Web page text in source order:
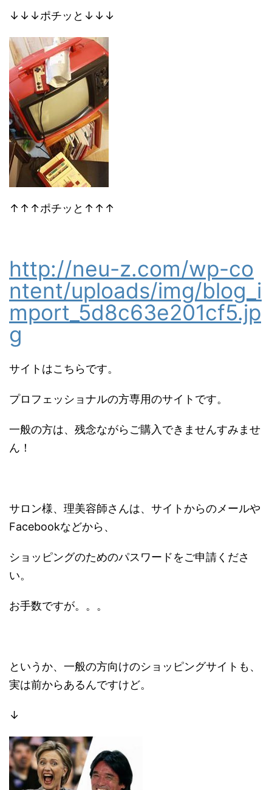
↓↓↓ポチッと↓↓↓
↑↑↑ポチッと↑↑↑
http://neu-z.com/wp-co
ntent/uploads/img/blog_i
mport_5d8c63e201cf5.jp
g
サイトはこちらです。
プロフェッショナルの方専用のサイトです。
一般の方は、残念ながらご購入できませんすみませ
ん！
サロン様、理美容師さんは、サイトからのメールや
Facebookなどから、
ショッピングのためのパスワードをご申請くださ
い。
お手数ですが。。。
というか、一般の方向けのショッピングサイトも、
実は前からあるんですけど。
↓